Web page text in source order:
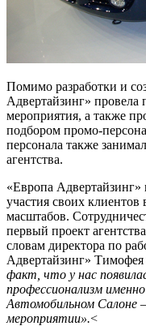
Помимо разработки и
Адвертайзинг» провела
мероприятия, а также
подбором промо-
персонала также
агентства.
«Европа
участия своих
масштабов.
первый проект
словам директора по
Адвертайзинг»
факт, что у нас
профессионализм
Автомобильном Салоне
мероприятии».<